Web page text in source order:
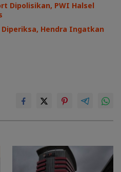
Dipolisikan, PWI Halsel
Hendra Ingatkan